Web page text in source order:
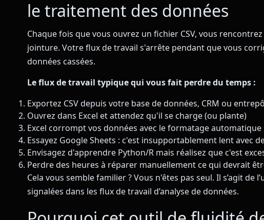
le traitement des données
Chaque fois que vous ouvrez un fichier CSV, vous
jointure. Votre flux de travail s'arrête pendant que vous
données cassées.
Le flux de travail typique qui vous fait perdre du temps :
Exportez CSV depuis votre base de données, CRM ou
Ouvrez dans Excel et attendez qu'il se charge (ou plante)
Excel corrompt vos données avec le formatage automatique
Essayez Google Sheets : c'est insupportablement lent avec
Envisagez d'apprendre Python/R mais réalisez que c'est
Perdre des heures à réparer manuellement ce qui devrait
Cela vous semble familier ? Vous n'êtes pas seul. Il s’agit de
signalées dans les flux de travail d’analyse de données.